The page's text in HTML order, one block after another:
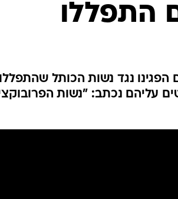
התפללו
הפגינו נגד נשות הכותל
עליהם נכתב: "נשות